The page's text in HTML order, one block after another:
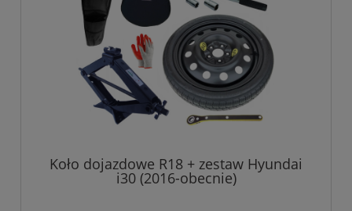
Koło dojazdowe R18 + zestaw Hyundai
i30 (2016-obecnie)